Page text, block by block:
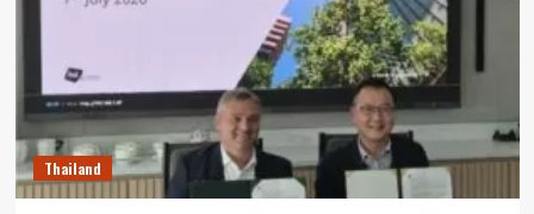
Customer
ท่อง
เที่ยว
พร้อม
เผย
Thailand